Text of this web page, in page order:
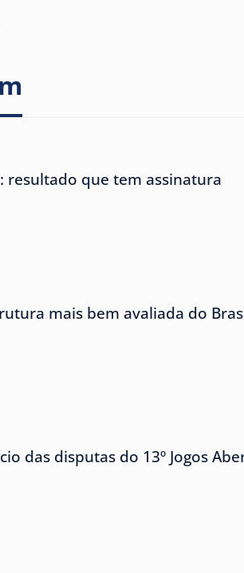
resultado que tem assinatura
mais bem avaliada do
das disputas do 13º Jogos